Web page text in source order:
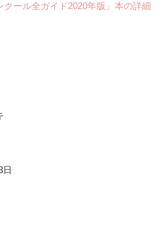
クール全ガイド2020年版」本の詳細
日